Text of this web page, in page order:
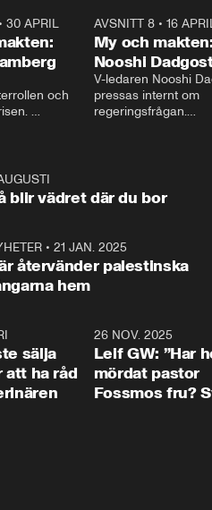
30 APRIL
och
och Makten.
AVSNITT 8• 16
My och makten:
Nooshi
V-ledaren Nooshi
pressas internt om
regeringsfrågan.
– Vi ställer upp i val.
vara med så sitter vi
blir vädret där du bor
•21 JAN. 2025
återvänder palestinska
hem
sälja
att ha råd
26 NOV. 2025
Leif GW: ”Har
mördat pastor
Fossmos fru?